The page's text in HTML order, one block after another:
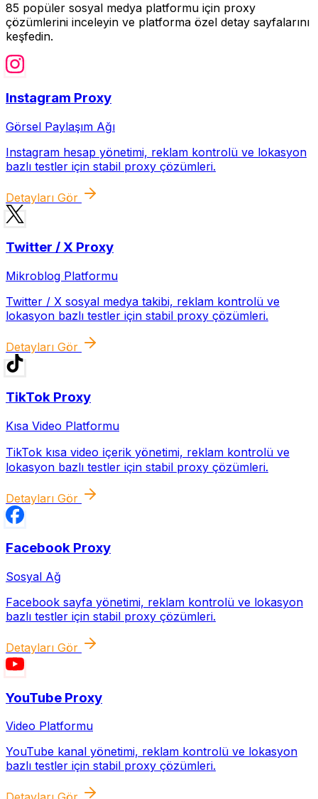
85 popüler sosyal medya platformu için proxy
çözümlerini inceleyin ve platforma özel detay sayfalarını
keşfedin.
Instagram Proxy
Görsel Paylaşım Ağı
Instagram hesap yönetimi, reklam kontrolü ve lokasyon
bazlı testler için stabil proxy çözümleri.
Detayları Gör
Twitter / X Proxy
Mikroblog Platformu
Twitter / X sosyal medya takibi, reklam kontrolü ve
lokasyon bazlı testler için stabil proxy çözümleri.
Detayları Gör
TikTok Proxy
Kısa Video Platformu
TikTok kısa video i̇çerik yönetimi, reklam kontrolü ve
lokasyon bazlı testler için stabil proxy çözümleri.
Detayları Gör
Facebook Proxy
Sosyal Ağ
Facebook sayfa yönetimi, reklam kontrolü ve lokasyon
bazlı testler için stabil proxy çözümleri.
Detayları Gör
YouTube Proxy
Video Platformu
YouTube kanal yönetimi, reklam kontrolü ve lokasyon
bazlı testler için stabil proxy çözümleri.